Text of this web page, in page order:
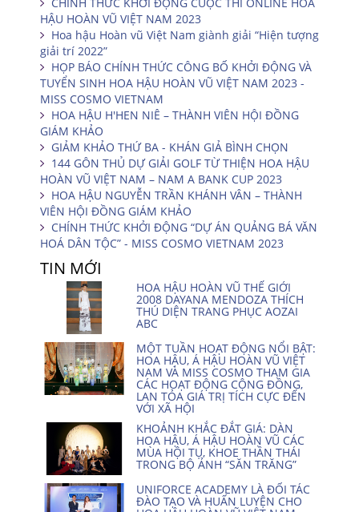
HẬU HOÀN VŨ VIỆT NAM 2023
Hoa hậu Hoàn vũ Việt Nam giành giải “Hiện tượng
giải trí 2022”
HỌP BÁO CHÍNH THỨC CÔNG BỐ KHỞI ĐỘNG VÀ
TUYỂN SINH HOA HẬU HOÀN VŨ VIỆT NAM 2023 -
MISS COSMO VIETNAM
HOA HẬU H'HEN NIÊ – THÀNH VIÊN HỘI ĐỒNG
GIÁM KHẢO
GIẢM KHẢO THỨ BA - KHÁN GIẢ BÌNH CHỌN
144 GÔN THỦ DỰ GIẢI GOLF TỪ THIỆN HOA HẬU
HOÀN VŨ VIỆT NAM – NAM A BANK CUP 2023
HOA HẬU NGUYỄN TRẦN KHÁNH VÂN – THÀNH
VIÊN HỘI ĐỒNG GIÁM KHẢO
CHÍNH THỨC KHỞI ĐỘNG “DỰ ÁN QUẢNG BÁ VĂN
HOÁ DÂN TỘC” - MISS COSMO VIETNAM 2023
TIN MỚI
HOA HẬU HOÀN VŨ THẾ GIỚI
2008 DAYANA MENDOZA THÍCH
THÚ DIỆN TRANG PHỤC AOZAI
ABC
MỘT TUẦN HOẠT ĐỘNG NỔI BẬT:
HOA HẬU, Á HẬU HOÀN VŨ VIỆT
NAM VÀ MISS COSMO THAM GIA
CÁC HOẠT ĐỘNG CỘNG ĐỒNG,
LAN TỎA GIÁ TRỊ TÍCH CỰC ĐẾN
VỚI XÃ HỘI
KHOẢNH KHẮC ĐẮT GIÁ: DÀN
HOA HẬU, Á HẬU HOÀN VŨ CÁC
MÙA HỘI TỤ, KHOE THẦN THÁI
TRONG BỘ ẢNH “SĂN TRĂNG”
UNIFORCE ACADEMY LÀ ĐỐI TÁC
ĐÀO TẠO VÀ HUẤN LUYỆN CHO